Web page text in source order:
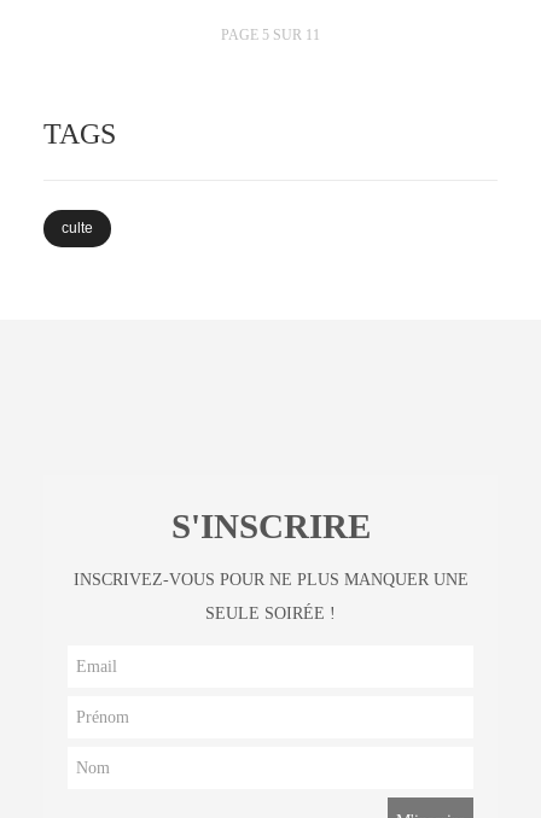
PAGE 5 SUR 11
TAGS
culte
S'INSCRIRE
INSCRIVEZ-VOUS POUR NE PLUS MANQUER UNE
SEULE SOIRÉE !